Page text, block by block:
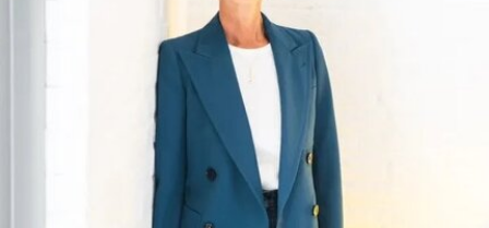
单笔捐款，金额超过了此前向其母校俄勒冈州立大
学捐赠的5000万美元。加上去年2月向范德堡大学
捐赠的2250万美元，黄仁勋夫妇对该校的捐赠总额
已达到9750万美元。同时，他们还带动了其他慈善
捐赠者向范德堡大学旧金山校区扩建项目捐赠共计
黄仁勋在一份声明中表示，此次捐赠旨在培养新一